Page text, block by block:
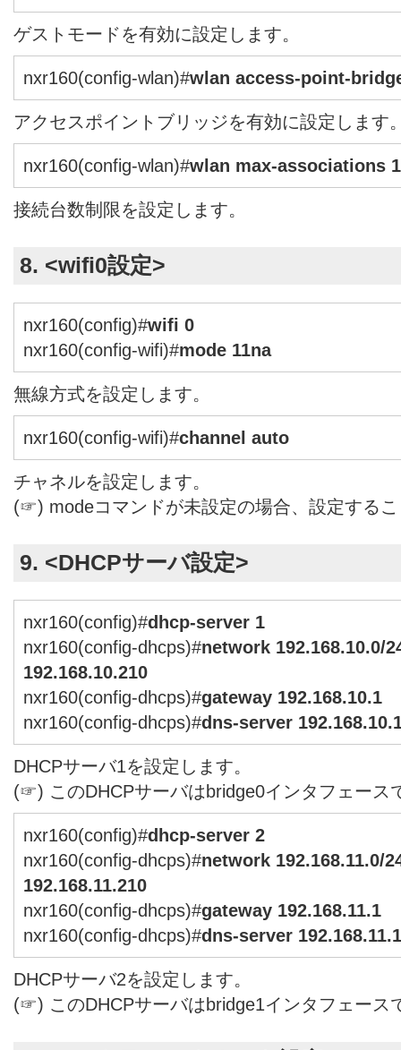
ゲストモードを有効に設定します。
nxr160(config-wlan)#wlan access-point-
アクセスポイントブリッジを有効に設定します
nxr160(config-wlan)#wlan max-associations
接続台数制限を設定します。
8. <wifi0設定>
nxr160(config)#wifi 0
nxr160(config-wifi)#mode 11na
無線方式を設定します。
nxr160(config-wifi)#channel auto
チャネルを設定します。
(☞) modeコマンドが未設定の場合、設定する
9. <DHCPサーバ設定>
nxr160(config)#dhcp-server 1
nxr160(config-dhcps)#network 192.168.10.0/
192.168.10.210
nxr160(config-dhcps)#gateway 192.168.10.1
nxr160(config-dhcps)#dns-server
DHCPサーバ1を設定します。
(☞) このDHCPサーバはbridge0インタフェース
nxr160(config)#dhcp-server 2
nxr160(config-dhcps)#network 192.168.11.0/
192.168.11.210
nxr160(config-dhcps)#gateway 192.168.11.1
nxr160(config-dhcps)#dns-server 192.168.11.1
DHCPサーバ2を設定します。
(☞) このDHCPサーバはbridge1インタフェース